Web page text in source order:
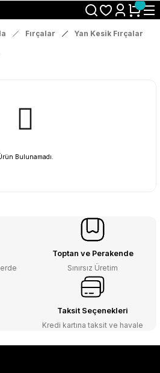
Sepette Hemen %10 İndirimi Kaçırma
Fırçalar Yan Kesik Fırçalar
Bulunamadı.
Toptan ve Perakende
Sınırsız Üretim
Taksit Seçenekleri
Kredi kartına taksit ve havale